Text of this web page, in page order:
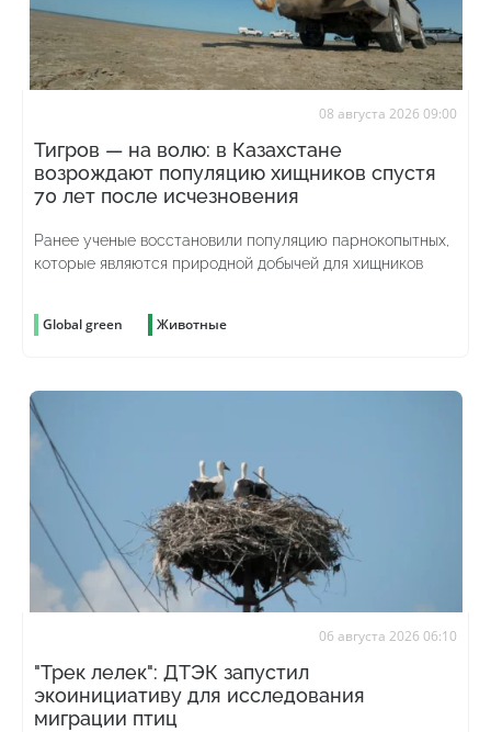
08 августа 2026 09:00
Тигров — на волю: в Казахстане
возрождают популяцию хищников спустя
70 лет после исчезновения
Ранее ученые восстановили популяцию парнокопытных,
которые являются природной добычей для хищников
Global green Животные
06 августа 2026 06:10
"Трек лелек": ДТЭК запустил
экоинициативу для исследования
миграции птиц